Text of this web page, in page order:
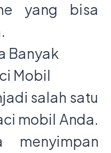
yang bisa
Banyak
Mobil
salah satu
mobil Anda.
menyimpan